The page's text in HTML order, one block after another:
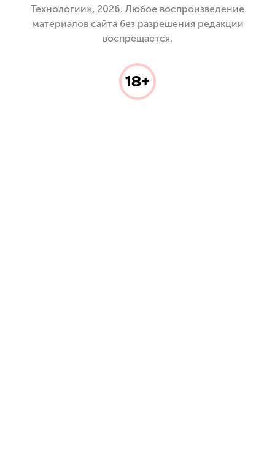
Технологии», 2026. Любое воспроизведение
материалов сайта без разрешения редакции
воспрещается.
18+